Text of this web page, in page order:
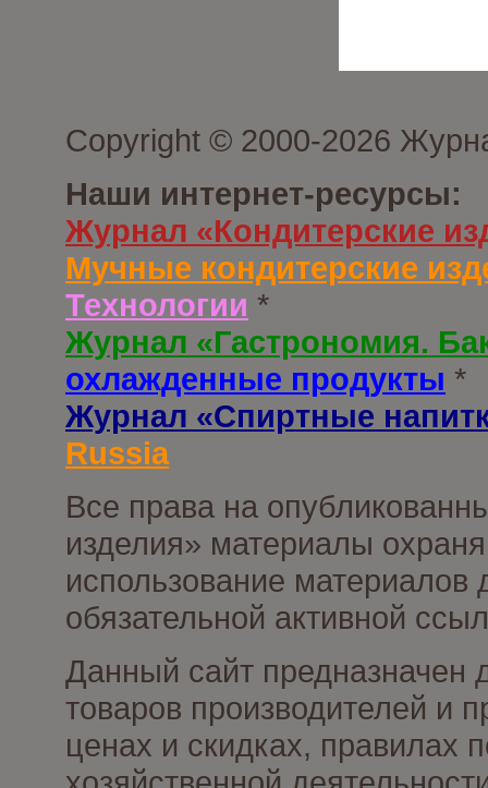
Copyright © 2000-2026
Наши интернет-ресурсы:
Журнал «Кондитерские
Мучные кондитерские
Технологии *
Журнал «Гастрономия.
охлажденные продукты *
Журнал «Спиртные
Russia
Все права на
изделия» материалы
использование материалов
обязательной активной
Данный сайт предназначен
товаров производителей и
ценах и скидках, правилах